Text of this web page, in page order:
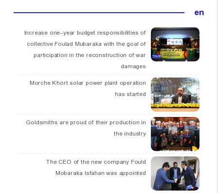
en
Increase one-year budget responsibilities of
collective Foulad Mubaraka with the goal of
participation in the reconstruction of war
damages
Morche Khort solar power plant operation
has started
Goldsmiths are proud of their production in
the industry
The CEO of the new company Fould
Mobaraka Isfahan was appointed